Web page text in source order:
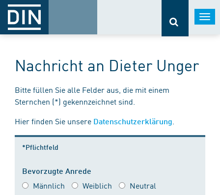
Nachricht an Dieter Unger
Bitte füllen Sie alle Felder aus, die mit einem
Sternchen (*) gekennzeichnet sind.
Hier finden Sie unsere Datenschutzerklärung
*Pflichtfeld
Bevorzugte Anrede
Männlich Weiblich Neutral